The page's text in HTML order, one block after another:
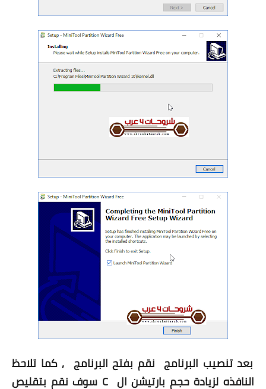
بعد تنصيب البرنامج نقم بفتح البرنامج , كما تلاحظ
النافذه لزيادة حجم بارتيشن ال C سوف نقم بتقليص